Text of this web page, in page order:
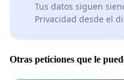
Tus datos siguen
Privacidad desde el
Otras peticiones que le